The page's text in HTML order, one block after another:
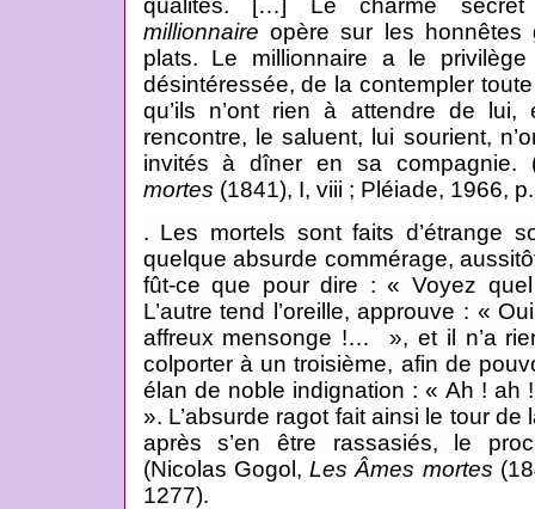
qualités. […] Le charme
millionnaire opère sur les
plats. Le millionnaire a le
désintéressée, de la contempler
qu’ils n’ont rien à attendre de
rencontre, le saluent, lui sourient,
invités à dîner en sa compagnie.
mortes (1841), I, viii ; Pléiade, 1966,
. Les mortels sont faits d’étrange
quelque absurde commérage,
fût-ce que pour dire : « Voyez
L’autre tend l’oreille, approuve : «
affreux mensonge !… », et il n’a
colporter à un troisième, afin de
élan de noble indignation : « Ah ! ah
». L’absurde ragot fait ainsi le tour
après s’en être rassasiés, le
(Nicolas Gogol,Les Âmes mortes
1277).